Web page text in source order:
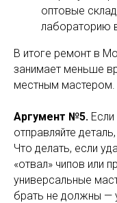
оптовые
лабораторию
В итоге ремонт в
занимает меньше
местным мастером.
Аргумент №5.
отправляйте
Что делать, если
«отвал» чипов или
универсальные
брать не должны —